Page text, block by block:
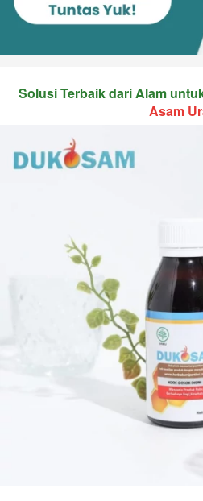
Solusi Terbaik dari Alam
Asam